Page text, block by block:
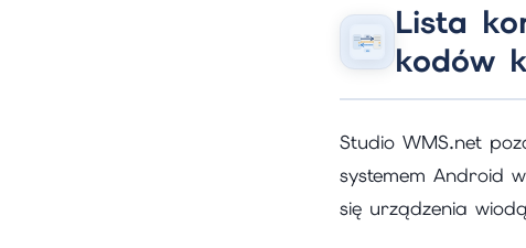
Lista
kodów
Studio WMS.net
systemem Android
się urządzenia